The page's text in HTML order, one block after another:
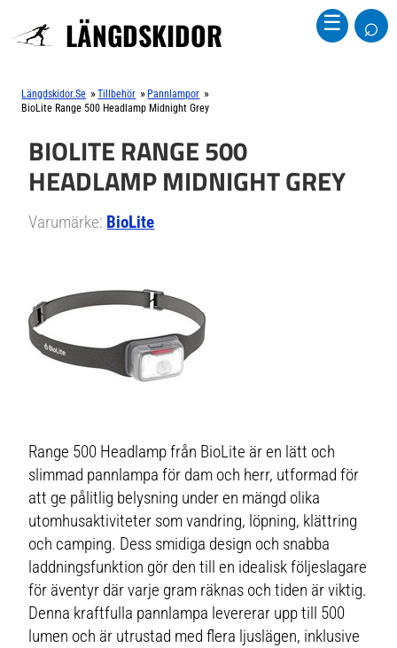
LÄNGDSKIDOR ☰ ⌕
Längdskidor.se »Tillbehör » Pannlampor »
BioLite Range 500 Headlamp Midnight Grey
BIOLITE RANGE 500
HEADLAMP MIDNIGHT GREY
Varumärke: BioLite
Range 500 Headlamp från BioLite är en lätt och
slimmad pannlampa för dam och herr, utformad för
att ge pålitlig belysning under en mängd olika
utomhusaktiviteter som vandring, löpning, klättring
och camping. Dess smidiga design och snabba
laddningsfunktion gör den till en idealisk följeslagare
för äventyr där varje gram räknas och tiden är viktig.
Denna kraftfulla pannlampa levererar upp till 500
lumen och är utrustad med flera ljuslägen, inklusive